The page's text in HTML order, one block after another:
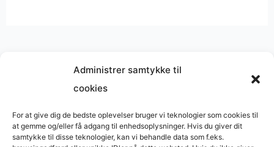
Administrer samtykke til
cookies
For at give dig de bedste oplevelser bruger vi teknologier som cookies til
at gemme og/eller få adgang til enhedsoplysninger. Hvis du giver dit
samtykke til disse teknologier, kan vi behandle data som f.eks.
Musik på
Copyright © 2026 BasimWorld
Udviklet afWebbureau.dk